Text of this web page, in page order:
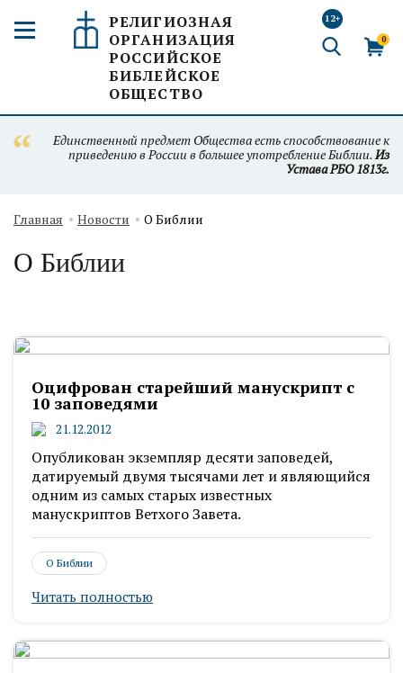
РЕЛИГИОЗНАЯ
ОРГАНИЗАЦИЯ
РОССИЙСКОЕ
БИБЛЕЙСКОЕ
ОБЩЕСТВО
12+
0
Единственный предмет Общества есть способствование к
приведению в России в большее употребление Библии.Из
Устава РБО 1813г.
Главная Новости О Библии
О Библии
Оцифрован старейший манускрипт c
10 заповедями
21.12.2012
Опубликован экземпляр десяти заповедей,
датируемый двумя тысячами лет и являющийся
одним из самых старых известных
манускриптов Ветхого Завета.
О Библии
Читать полностью